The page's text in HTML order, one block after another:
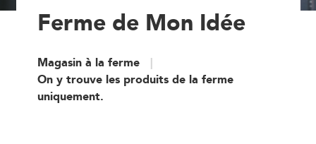
Ferme de Mon Idée
Magasin à la ferme
On y trouve les produits de la ferme
uniquement.